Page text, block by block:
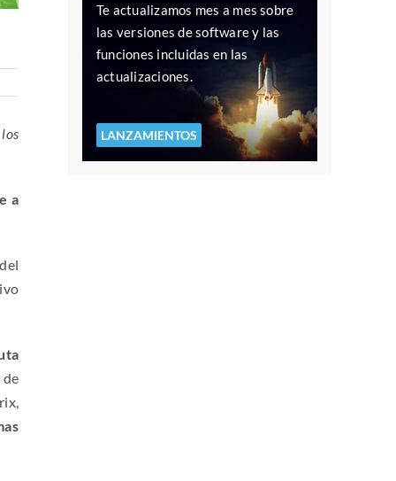
a
de
Te actualizamos mes a mes sobre
las versiones de software y las
funciones incluidas en las
actualizaciones.
LANZAMIENTOS